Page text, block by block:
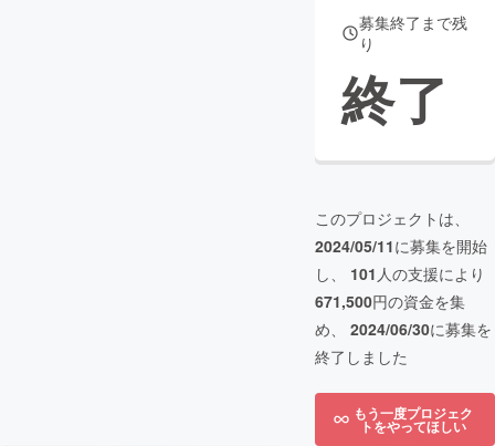
募集終了まで残
り
終了
このプロジェクトは、
2024/05/11に募集を開始
し、 101 人の支援により
671,500円の資金を集
め、 2024/06/30に募集を
終了しました
もう一度プロジェク
トをやってほしい